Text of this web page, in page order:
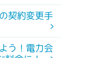
契約変更手
う！電力会